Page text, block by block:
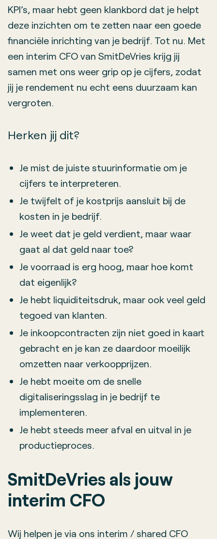
KPI’s, maar hebt geen klankbord dat je helpt
deze inzichten om te zetten naar een goede
financiële inrichting van je bedrijf. Tot nu. Met
een interim CFO van SmitDeVries krijg jij
samen met ons weer grip op je cijfers, zodat
jij je rendement nu echt eens duurzaam kan
vergroten.
Herken jij dit?
Je mist de juiste stuurinformatie om je
cijfers te interpreteren.
Je twijfelt of je kostprijs aansluit bij de
kosten in je bedrijf.
Je weet dat je geld verdient, maar waar
gaat al dat geld naar toe?
Je voorraad is erg hoog, maar hoe komt
dat eigenlijk?
Je hebt liquiditeitsdruk, maar ook veel geld
tegoed van klanten.
Je inkoopcontracten zijn niet goed in kaart
gebracht en je kan ze daardoor moeilijk
omzetten naar verkoopprijzen.
Je hebt moeite om de snelle
digitaliseringsslag in je bedrijf te
implementeren.
Je hebt steeds meer afval en uitval in je
productieproces.
SmitDeVries als jouw
interim CFO
Wij helpen je via ons interim / shared CFO